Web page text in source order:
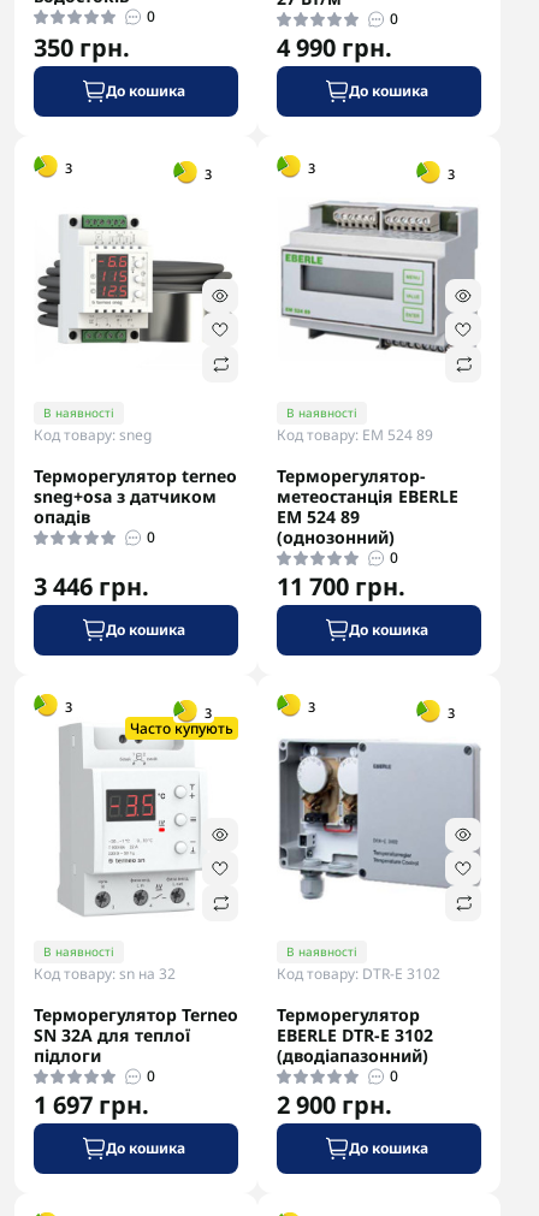
0
350 грн.
До кошика
0
4 990 грн.
До кошика
3
-5% в корзині
3
В наявності
Код товару: sneg
Терморегулятор terneo
sneg+osa з датчиком
опадів
0
3 446 грн.
До кошика
3
-5% в корзині
3
В наявності
Код товару: ЕМ 524 89
Терморегулятор-
метеостанція EBERLE
EM 524 89
(однозонний)
0
11 700 грн.
До кошика
3
-5% в корзині
Часто купують
3
В наявності
Код товару: sn на 32
Терморегулятор Terneo
SN 32A для теплої
підлоги
0
1 697 грн.
До кошика
3
-5% в корзині
3
В наявності
Код товару: DTR-E 3102
Терморегулятор
EBERLE DTR-E 3102
(дводіапазонний)
0
2 900 грн.
До кошика